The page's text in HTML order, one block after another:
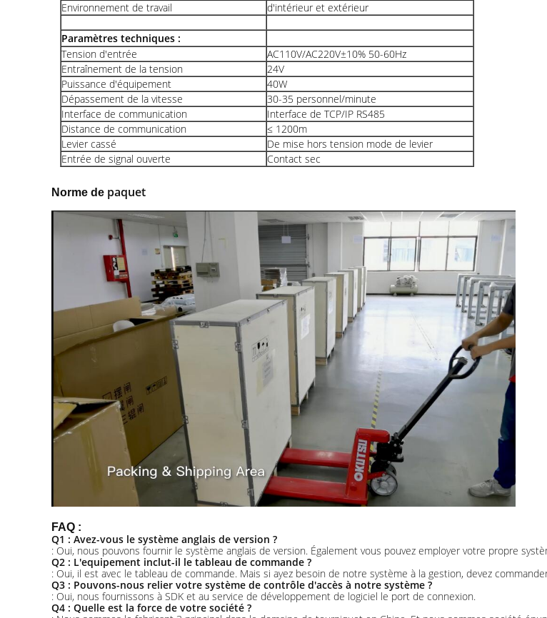
Environnement de travail
d'intérieur et extérieur
Paramètres techniques :
Tension d'entrée
AC110V/AC220V±10% 50-60Hz
Entraînement de la tension
24V
Puissance d'équipement
40W
Dépassement de la vitesse
30-35 personnel/minute
Interface de communication
Interface de TCP/IP RS485
Distance de communication
≤ 1200m
Levier cassé
De mise hors tension mode de levier
Entrée de signal ouverte
Contact sec
Norme de paquet
FAQ :
Q1 : Avez-vous le système anglais de version ?
: Oui, nous pouvons fournir le système anglais de version. Également vous pouvez employer votre propre
Q2 : L'equipement inclut-il le tableau de commande ?
: Oui, il est avec le tableau de commande. Mais si ayez besoin de notre système à la gestion, devez
Q3 : Pouvons-nous relier votre système de contrôle d'accès à notre système ?
: Oui, nous fournissons à SDK et au service de développement de logiciel le port de connexion.
Q4 : Quelle est la force de votre société ?